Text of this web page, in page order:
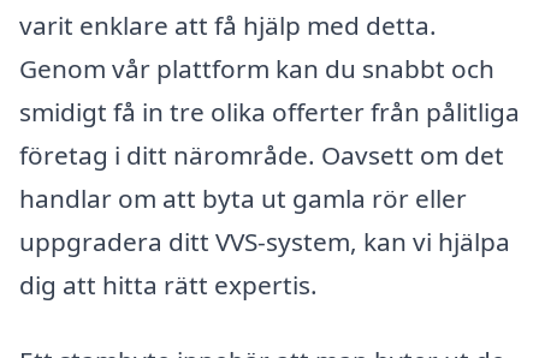
varit enklare att få hjälp med detta.
Genom vår plattform kan du snabbt och
smidigt få in tre olika offerter från pålitliga
företag i ditt närområde. Oavsett om det
handlar om att byta ut gamla rör eller
uppgradera ditt VVS-system, kan vi hjälpa
dig att hitta rätt expertis.